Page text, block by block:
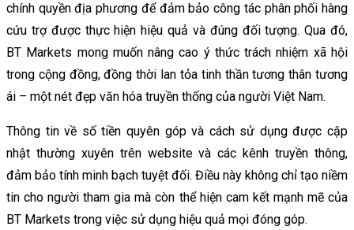
chính quyền địa phương để đảm bảo công tác phân phối hàng
cứu trợ được thực hiện hiệu quả và đúng đối tượng. Qua đó,
BT Markets mong muốn nâng cao ý thức trách nhiệm xã hội
trong cộng đồng, đồng thời lan tỏa tinh thần tương thân tương
ái – một nét đẹp văn hóa truyền thống của người Việt Nam.
Thông tin về số tiền quyên góp và cách sử dụng được cập
nhật thường xuyên trên website và các kênh truyền thông,
đảm bảo tính minh bạch tuyệt đối. Điều này không chỉ tạo niềm
tin cho người tham gia mà còn thể hiện cam kết mạnh mẽ của
BT Markets trong việc sử dụng hiệu quả mọi đóng góp.